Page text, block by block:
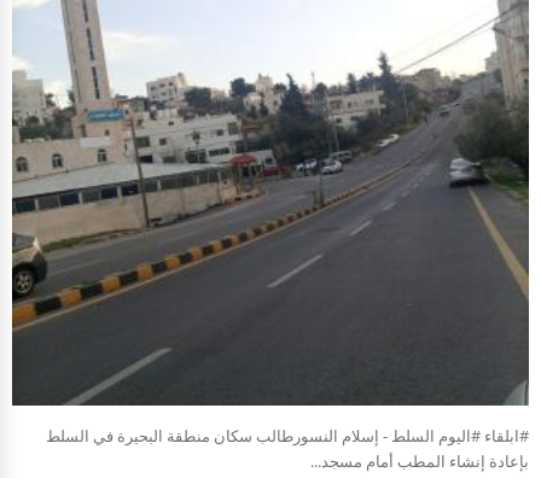
#ابلقاء #اليوم السلط - إسلام النسورطالب سكان منطقة البحيرة في السلط
بإعادة إنشاء المطب أمام مسجد...